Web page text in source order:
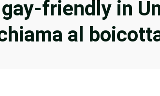
friendly in
al